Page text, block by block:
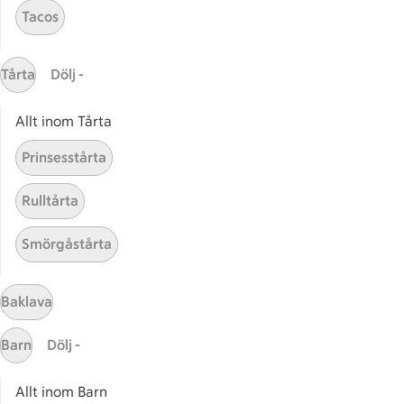
Gaston
ICAs tjänster
ICA-appen
ICA Scanna
ICA ToGo
Fler appar och tjänster
Stammis på ICA
Bli stammis
Stammis Husdjur
Partnererbjudanden
Våra ICA-kort
ICA
Tacos
Tårta Dölj -
Allt inom Tårta
Prinsesstårta
Rulltårta
Smörgåstårta
Baklava
Barn Dölj -
Allt inom Barn